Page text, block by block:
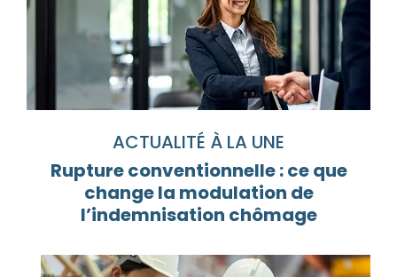
ACTUALITÉ À LA UNE
Rupture conventionnelle : ce que
change la modulation de
l’indemnisation chômage